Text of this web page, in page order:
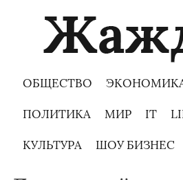
ОБЩЕСТВО
ПОЛИТИКА МИР IT
КУЛЬТУРА ШОУ БИЗНЕС